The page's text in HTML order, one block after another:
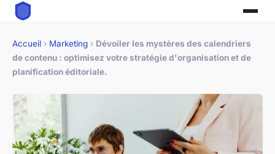
Accueil › Marketing › Dévoiler les mystères des calendriers
de contenu : optimisez votre stratégie d'organisation et de
planification éditoriale.